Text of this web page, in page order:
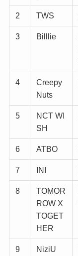
2 TWS
3 Billlie
4
Creepy
Nuts
5
NCT WI
SH
6 ATBO
7 INI
8
TOMOR
ROW X
TOGET
HER
9 NiziU